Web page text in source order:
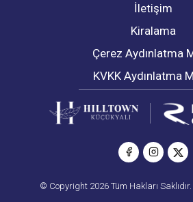
İletişim
Kiralama
Çerez Aydınlatma
KVKK Aydınlatma
© Copyright 2026 Tüm Hakları